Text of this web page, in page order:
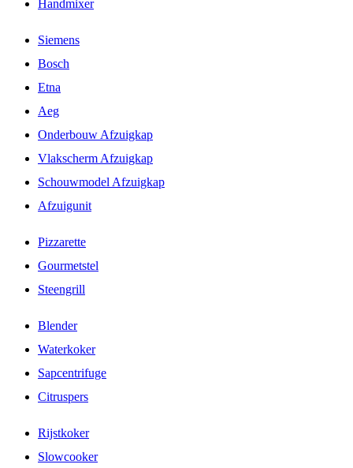
Handmixer
Siemens
Bosch
Etna
Aeg
Onderbouw Afzuigkap
Vlakscherm Afzuigkap
Schouwmodel Afzuigkap
Afzuigunit
Pizzarette
Gourmetstel
Steengrill
Blender
Waterkoker
Sapcentrifuge
Citruspers
Rijstkoker
Slowcooker